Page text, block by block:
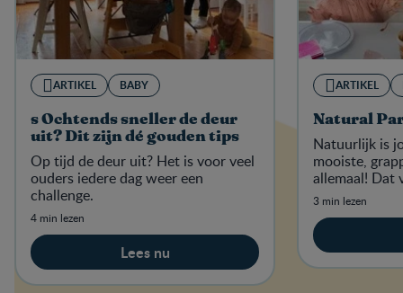
ARTIKEL BABY
s Ochtends sneller de deur
uit? Dit zijn dé gouden tips
Op tijd de deur uit? Het is voor veel
ouders iedere dag weer een
challenge.
4 min lezen
Lees nu
ARTIKEL
Natural
Natuurlijk is
mooiste,
allemaal! Dat
3 min lezen